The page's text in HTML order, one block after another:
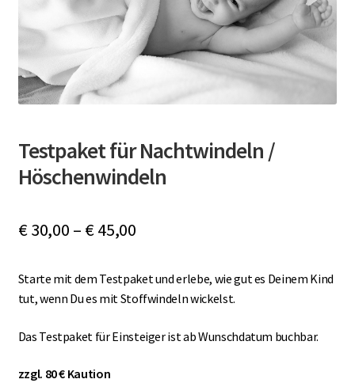
öffnen
MEINE PARTNER
öffnen
BLOG
Testpaket für Nachtwindeln /
Höschenwindeln
€30,00 – €45,00
Starte mit dem Testpaket und erlebe, wie gut es Deinem Kind
tut, wenn Du es mit Stoffwindeln wickelst.
Das Testpaket für Einsteiger ist ab Wunschdatum buchbar.
zzgl. 80 € Kaution